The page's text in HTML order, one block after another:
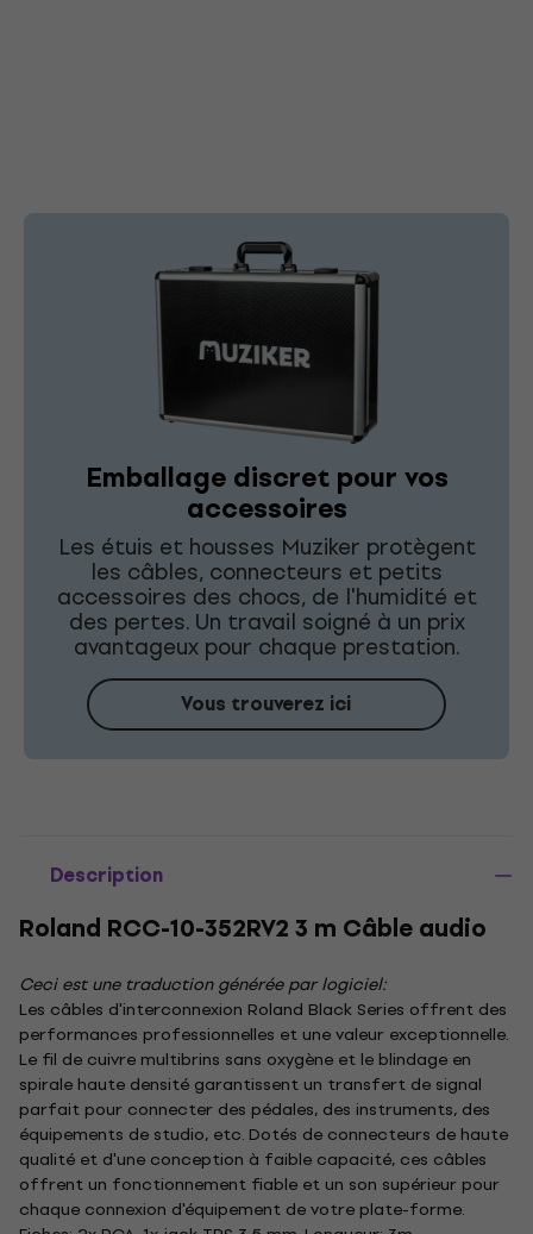
Emballage discret pour vos
accessoires
Les étuis et housses Muziker protègent
les câbles, connecteurs et petits
accessoires des chocs, de l'humidité et
des pertes. Un travail soigné à un prix
avantageux pour chaque prestation.
Vous trouverez ici
Description
Roland RCC-10-352RV2 3 m Câble audio
Ceci est une traduction générée par logiciel:
Les câbles d'interconnexion Roland Black Series offrent des
performances professionnelles et une valeur exceptionnelle.
Le fil de cuivre multibrins sans oxygène et le blindage en
spirale haute densité garantissent un transfert de signal
parfait pour connecter des pédales, des instruments, des
équipements de studio, etc. Dotés de connecteurs de haute
qualité et d'une conception à faible capacité, ces câbles
offrent un fonctionnement fiable et un son supérieur pour
chaque connexion d'équipement de votre plate-forme.